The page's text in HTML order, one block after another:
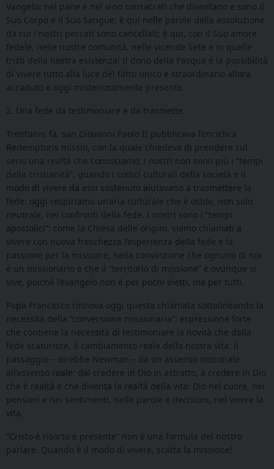
Vangelo; nel pane e nel vino consacrati che diventano e sono il
Suo Corpo e il Suo Sangue; è qui nelle parole della assoluzione
da cui i nostri peccati sono cancellati; è qui, con il Suo amore
fedele, nelle nostre comunità, nelle vicende liete e in quelle
tristi della nostra esistenza! Il dono della Pasqua è la possibilità
di vivere tutto alla luce del fatto unico e straordinario allora
accaduto e oggi misteriosamente presente.
2. Una fede da testimoniare e da trasmette.
Trent’anni fa, san Giovanni Paolo II pubblicava l’enciclica
Redemptoris missio, con la quale chiedeva di prendere sul
serio una realtà che conosciamo: i nostri non sono più i “tempi
della cristianità”, quando i codici culturali della società e il
modo di vivere da essi sostenuto aiutavano a trasmettere la
fede: oggi respiriamo un’aria culturale che è ostile, non solo
neutrale, nei confronti della fede. I nostri sono i “tempi
apostolici”: come la Chiesa delle origini, siamo chiamati a
vivere con nuova freschezza l’esperienza della fede e la
passione per la missione, nella convinzione che ognuno di noi
è un missionario e che il “territorio di missione” è ovunque si
vive, poiché l’evangelo non è per pochi eletti, ma per tutti.
Papa Francesco rinnova oggi questa chiamata sottolineando la
necessità della “conversione missionaria”: espressione forte
che contiene la necessità di testimoniare la novità che dalla
fede scaturisce, il cambiamento reale della nostra vita: il
passaggio – direbbe Newman – da un assenso nozionale
all’assenso reale: dal credere in Dio in astratto, a credere in Dio
che è realtà e che diventa la realtà della vita: Dio nel cuore, nei
pensieri e nei sentimenti, nelle parole e decisioni, nel vivere la
vita.
“Cristo è risorto e presente” non è una formula del nostro
parlare. Quando è il modo di vivere, scatta la missione!